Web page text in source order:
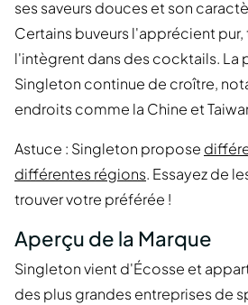
ses saveurs douces et son
Certains buveurs l'apprécient
l'intègrent dans des cocktails. La
Singleton continue de croître,
endroits comme la Chine et
Astuce : Singleton propose
différentes régions. Essayez de
trouver votre préférée !
Aperçu de la Marque
Singleton vient d'Écosse et
des plus grandes entreprises de